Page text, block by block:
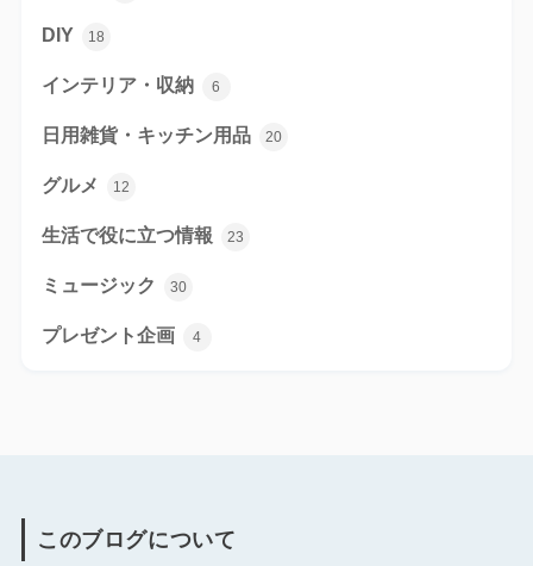
DIY 18
インテリア・収納 6
日用雑貨・キッチン用品 20
グルメ 12
生活で役に立つ情報 23
ミュージック 30
プレゼント企画 4
このブログについて